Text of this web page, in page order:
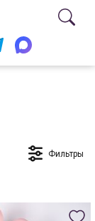
Фильтры